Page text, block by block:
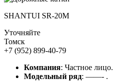
SHANTUI SR-20M
Уточняйте
Томск
+7 (952) 899-40-79
Компания: Частное лицо.
Модельный ряд: ——- .